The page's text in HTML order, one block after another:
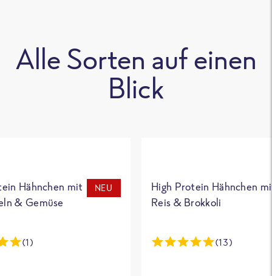
Alle Sorten auf einen
Blick
Hähnchen mit
& Gemüse
NEU
(1)
High Protein Hähnchen
Reis & Brokkoli
(13)